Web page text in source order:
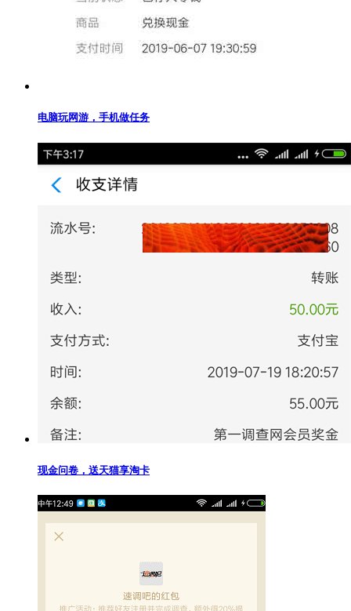
电脑玩网游，手机做任务
现金问卷，送天猫享淘卡